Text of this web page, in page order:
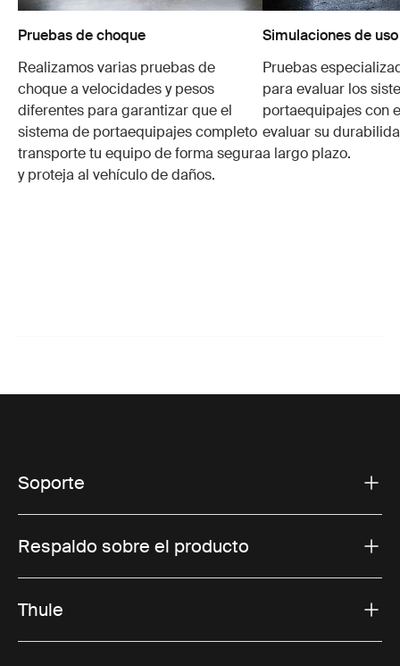
Pruebas de choque
Realizamos varias pruebas de
choque a velocidades y pesos
diferentes para garantizar que el
sistema de portaequipajes completo
transporte tu equipo de forma segura
y proteja al vehículo de daños.
Simulaciones de
Pruebas
para evaluar los
portaequipajes con
evaluar su
a largo plazo.
Soporte
Respaldo sobre el producto
Thule